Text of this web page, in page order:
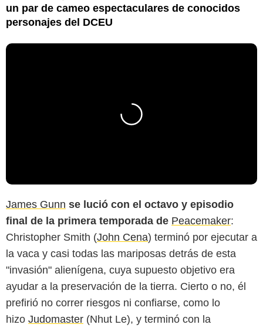
un par de cameo espectaculares de conocidos
personajes del DCEU
James Gunn se lució con el octavo y episodio
final de la primera temporada de Peacemaker:
Christopher Smith (John Cena) terminó por ejecutar a
la vaca y casi todas las mariposas detrás de esta
"invasión" alienígena, cuya supuesto objetivo era
ayudar a la preservación de la tierra. Cierto o no, él
prefirió no correr riesgos ni confiarse, como lo
hizo Judomaster (Nhut Le), y terminó con la